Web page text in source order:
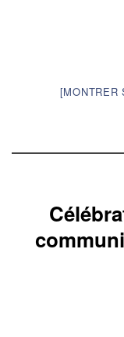
[MONTRER